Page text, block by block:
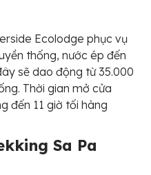
Ecolodge phục vụ
thống, nước ép đến
sẽ dao động từ 35.000
Thời gian mở cửa
đến 11 giờ tối hàng
Sa Pa